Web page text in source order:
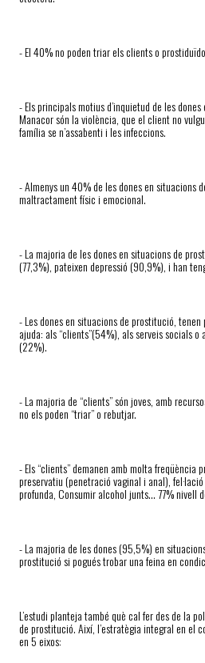
- El 40% no poden triar els clients o
- Els principals motius d’inquietud de les
Manacor són la violència, que el client no
família se n’assabenti i les infeccions.
- Almenys un 40% de les dones en situacions
maltractament físic i emocional.
- La majoria de les dones en situacions de
(77,3%), pateixen depressió (90,9%), i han
- Les dones en situacions de prostitució,
ajuda: als “clients”(54%), als serveis socials
(22%).
- La majoria de “clients” són joves, amb
no els poden “triar” o rebutjar.
- Els “clients” demanen amb molta freqüència
preservatiu (penetració vaginal i anal),
profunda, Consumir alcohol junts... 77% nivell
- La majoria de les dones (95,5%) en
prostitució si pogués trobar una feina en
L’estudi planteja també què cal fer des de la
de prostitució.Així, l’estratègia integral en el
en 5 eixos: